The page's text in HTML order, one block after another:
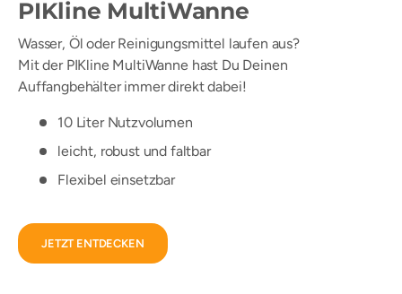
PIKline MultiWanne
Wasser, Öl oder Reinigungsmittel laufen aus?
Mit der PIKline MultiWanne hast Du Deinen
Auffangbehälter immer direkt dabei!
10 Liter Nutzvolumen
leicht, robust und faltbar
Flexibel einsetzbar
JETZT ENTDECKEN